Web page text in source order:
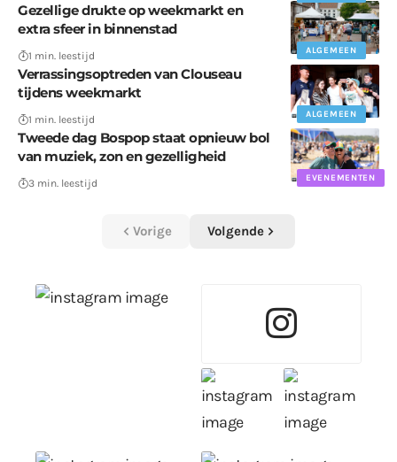
ALGEMEEN
Gezellige drukte op weekmarkt en
extra sfeer in binnenstad
1 min. leestijd
ALGEMEEN
Verrassingsoptreden van Clouseau
tijdens weekmarkt
1 min. leestijd
EVENEMENTEN
Tweede dag Bospop staat opnieuw bol
van muziek, zon en gezelligheid
3 min. leestijd
Vorige Volgende